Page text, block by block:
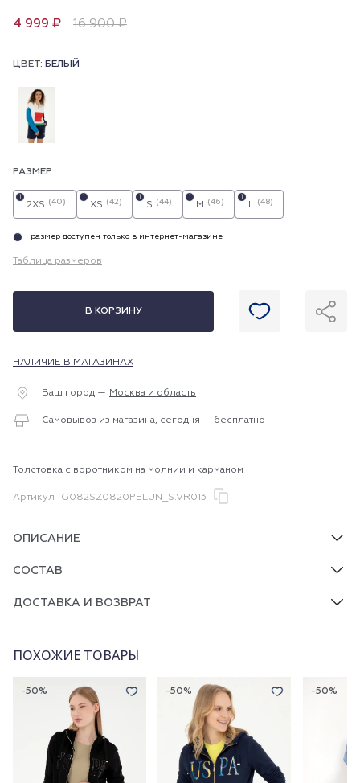
4 999 ₽ 16 900 ₽
ЦВЕТ: БЕЛЫЙ
РАЗМЕР
2XS (40)
i
XS (42)
i
S (44)
i
M (46)
i
L (48)
i
i размер доступен только в интернет-магазине
Таблица размеров
В КОРЗИНУ
НАЛИЧИЕ В МАГАЗИНАХ
Ваш город — Москва и область
Самовывоз из магазина, сегодня — бесплатно
Толстовка с воротником на молнии и карманом
Артикул G082SZ0820PELUN_S.VR013
ОПИСАНИЕ
СОСТАВ
ДОСТАВКА И ВОЗВРАТ
ПОХОЖИЕ ТОВАРЫ
-50% -50% -50%